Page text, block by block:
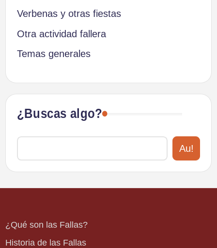
Verbenas y otras fiestas
Otra actividad fallera
Temas generales
¿Buscas algo?
Au!
¿Qué son las Fallas?
Historia de las Fallas